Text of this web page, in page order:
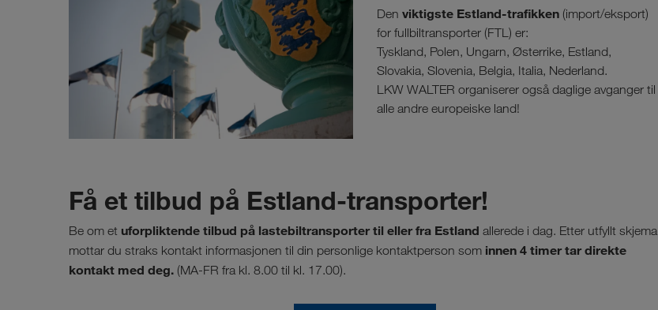
Den viktigste Estland-trafikken (import/eksport)
for fullbiltransporter (FTL) er:
Tyskland, Polen, Ungarn, Østerrike, Estland,
Slovakia, Slovenia, Belgia, Italia, Nederland.
LKW WALTER organiserer også daglige avganger til
alle andre europeiske land!
Få et tilbud på Estland-transporter!
Be om et uforpliktende tilbud på lastebiltransporter til eller fra Estland allerede i dag. Etter utfyllt skjema
mottar du straks kontakt informasjonen til din personlige kontaktperson som innen 4 timer tar direkte
kontakt med deg. (MA-FR fra kl. 8.00 til kl. 17.00).